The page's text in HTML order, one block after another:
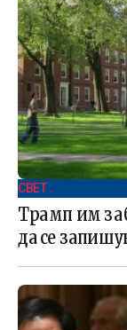
СВЕТ .
Трамп им
да се